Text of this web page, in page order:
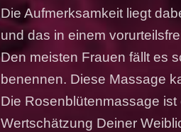
Die Aufmerksamkeit liegt
und das in einem
Den meisten Frauen fällt es
benennen. Diese Massage
Die Rosenblütenmassage
Wertschätzung Deiner